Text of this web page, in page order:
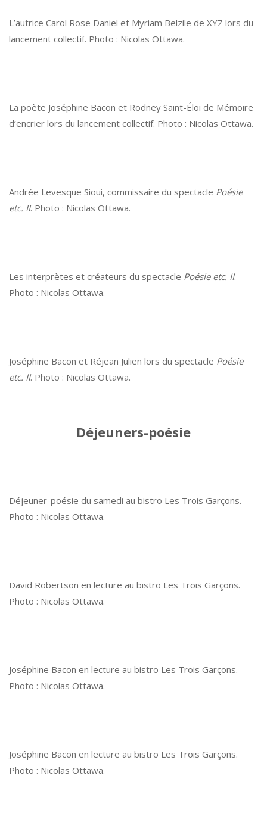
L’autrice Carol Rose Daniel et Myriam Belzile de XYZ lors du
lancement collectif. Photo : Nicolas Ottawa.
La poète Joséphine Bacon et Rodney Saint-Éloi de Mémoire
d’encrier lors du lancement collectif. Photo : Nicolas Ottawa.
Andrée Levesque Sioui, commissaire du spectacle Poésie
etc. II. Photo : Nicolas Ottawa.
Les interprètes et créateurs du spectacle Poésie etc. II.
Photo : Nicolas Ottawa.
Joséphine Bacon et Réjean Julien lors du spectacle Poésie
etc. II. Photo : Nicolas Ottawa.
Déjeuners-poésie
Déjeuner-poésie du samedi au bistro Les Trois Garçons.
Photo : Nicolas Ottawa.
David Robertson en lecture au bistro Les Trois Garçons.
Photo : Nicolas Ottawa.
Joséphine Bacon en lecture au bistro Les Trois Garçons.
Photo : Nicolas Ottawa.
Joséphine Bacon en lecture au bistro Les Trois Garçons.
Photo : Nicolas Ottawa.